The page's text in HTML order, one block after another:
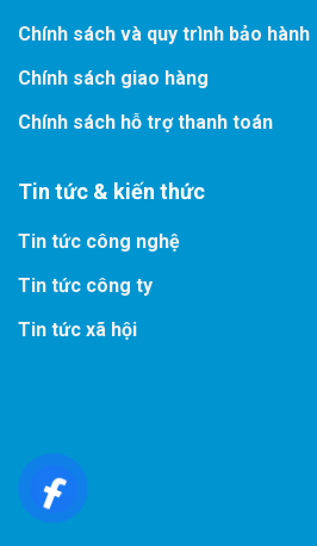
Chính sách và quy trình bảo hành
Chính sách giao hàng
Chính sách hỗ trợ thanh toán
Tin tức & kiến thức
Tin tức công nghệ
Tin tức công ty
Tin tức xã hội